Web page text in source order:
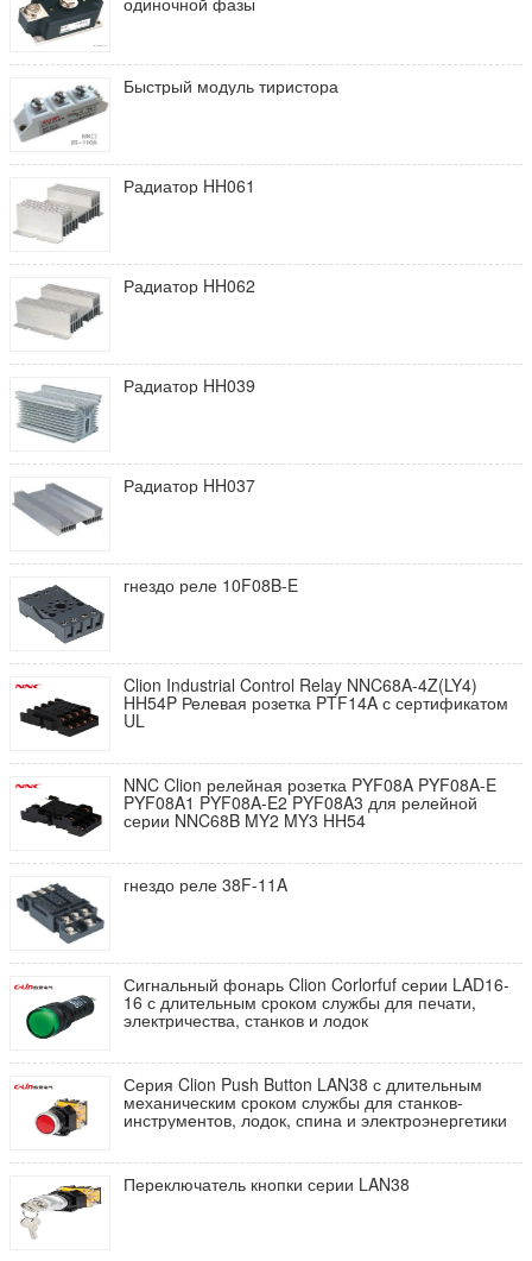
Быстрый модуль тиристора
Радиатор HH061
Радиатор HH062
Радиатор HH039
Радиатор HH037
гнездо реле 10F08B-E
Clion Industrial Control Relay NNC68A-4Z(LY4)
HH54P Релевая розетка PTF14A с сертификатом
UL
NNC Clion релейная розетка PYF08A PYF08A-E
PYF08A1 PYF08A-E2 PYF08A3 для релейной
серии NNC68B MY2 MY3 HH54
гнездо реле 38F-11A
Сигнальный фонарь Clion Corlorfuf серии LAD16-
16 с длительным сроком службы для печати,
электричества, станков и лодок
Серия Clion Push Button LAN38 с длительным
механическим сроком службы для станков-
инструментов, лодок, спина и электроэнергетики
Переключатель кнопки серии LAN38